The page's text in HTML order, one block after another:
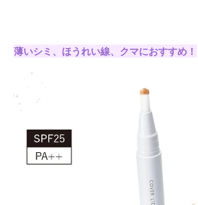
薄いシミ、ほうれい線、クマにおすすめ！